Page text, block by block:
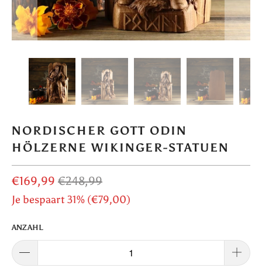
NORDISCHER GOTT ODIN
HÖLZERNE WIKINGER-STATUEN
€169,99 €248,99
Je bespaart 31% (€79,00)
ANZAHL